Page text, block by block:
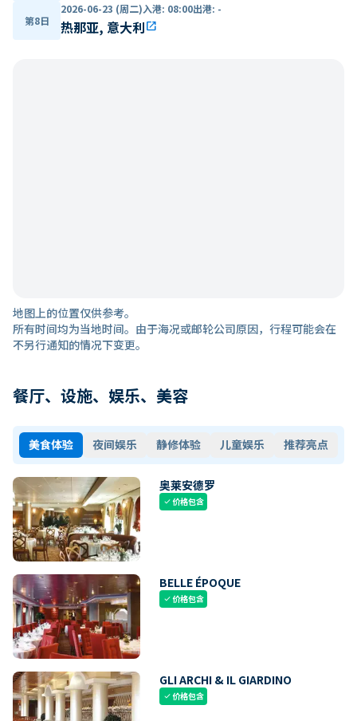
第8日
2026-06-23 (周二)入港: 08:00出港: -
热那亚, 意大利open_in_new
地图上的位置仅供参考。
所有时间均为当地时间。由于海况或邮轮公司原因，行程可能会在
不另行通知的情况下变更。
餐厅、设施、娱乐、美容
美食体验 夜间娱乐 静修体验 儿童娱乐 推荐亮点
奥莱安德罗
check价格包含
BELLE ÉPOQUE
check价格包含
GLI ARCHI & IL GIARDINO
check价格包含